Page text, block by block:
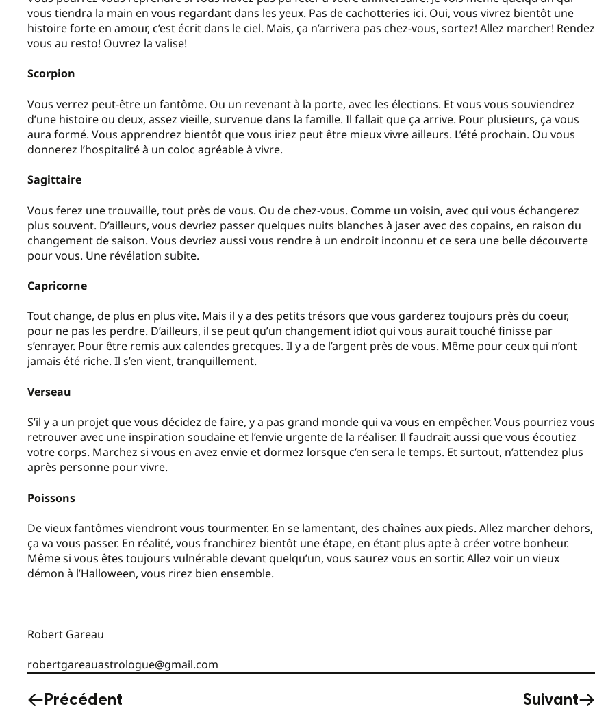
vous tiendra la main en vous regardant dans les yeux. Pas de cachotteries ici. Oui, vous vivrez bientôt une
histoire forte en amour, c’est écrit dans le ciel. Mais, ça n’arrivera pas chez-vous, sortez! Allez marcher! Rendez
vous au resto! Ouvrez la valise!
Scorpion
Vous verrez peut-être un fantôme. Ou un revenant à la porte, avec les élections. Et vous vous souviendrez
d’une histoire ou deux, assez vieille, survenue dans la famille. Il fallait que ça arrive. Pour plusieurs, ça vous
aura formé. Vous apprendrez bientôt que vous iriez peut être mieux vivre ailleurs. L’été prochain. Ou vous
donnerez l’hospitalité à un coloc agréable à vivre.
Sagittaire
Vous ferez une trouvaille, tout près de vous. Ou de chez-vous. Comme un voisin, avec qui vous échangerez
plus souvent. D’ailleurs, vous devriez passer quelques nuits blanches à jaser avec des copains, en raison du
changement de saison. Vous devriez aussi vous rendre à un endroit inconnu et ce sera une belle découverte
pour vous. Une révélation subite.
Capricorne
Tout change, de plus en plus vite. Mais il y a des petits trésors que vous garderez toujours près du coeur,
pour ne pas les perdre. D’ailleurs, il se peut qu’un changement idiot qui vous aurait touché finisse par
s’enrayer. Pour être remis aux calendes grecques. Il y a de l’argent près de vous. Même pour ceux qui n’ont
jamais été riche. Il s’en vient, tranquillement.
Verseau
S’il y a un projet que vous décidez de faire, y a pas grand monde qui va vous en empêcher. Vous pourriez vous
retrouver avec une inspiration soudaine et l’envie urgente de la réaliser. Il faudrait aussi que vous écoutiez
votre corps. Marchez si vous en avez envie et dormez lorsque c’en sera le temps. Et surtout, n’attendez plus
après personne pour vivre.
Poissons
De vieux fantômes viendront vous tourmenter. En se lamentant, des chaînes aux pieds. Allez marcher dehors,
ça va vous passer. En réalité, vous franchirez bientôt une étape, en étant plus apte à créer votre bonheur.
Même si vous êtes toujours vulnérable devant quelqu’un, vous saurez vous en sortir. Allez voir un vieux
démon à l’Halloween, vous rirez bien ensemble.
Robert Gareau
robertgareauastrologue@gmail.com
Précédent Suivant